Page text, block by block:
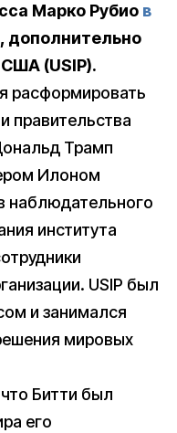
Марко Рубио в
, дополнительно
(USIP).
расформировать
правительства
Трамп
Илоном
наблюдательного
института
USIP был
и занимался
мировых
Битти был
его